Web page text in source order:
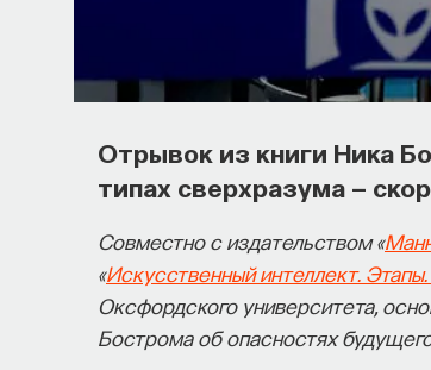
Отрывок из книги Ника
типах сверхразума —
Совместно с издательством «
«Искусственный интеллект.
Оксфордского университета,
Бострома об опасностях